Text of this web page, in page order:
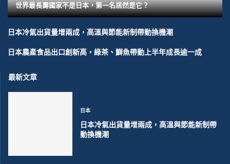
世界最長壽國家不是日本，第一名居然是它？
日本冷氣出貨量增兩成，高溫與節能新制帶動換機潮
日本農產食品出口創新高，綠茶、鰤魚帶動上半年成長逾一成
最新文章
日本
日本冷氣出貨量增兩成，高溫與節能新制帶
動換機潮